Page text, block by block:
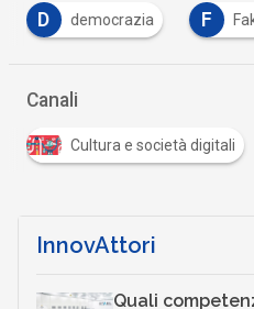
D democrazia F
Canali
Cultura e società digitali
InnovAttori
Quali